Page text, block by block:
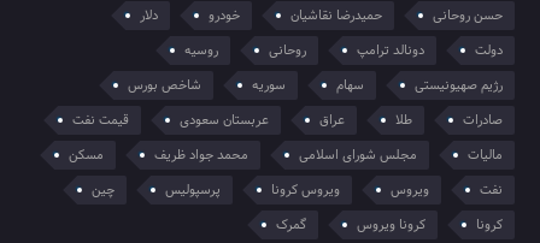
حسن روحانی
حمیدرضا نقاشیان خودرو
دلار
دولت
دونالد ترامپ روحانی
روسیه
رژیم صهیونیستی
سهام سوریه
شاخص بورس
صادرات
طلا عراق عربستان سعودی
قیمت نفت
مالیات
مجلس شورای اسلامی محمد جواد ظریف
مسکن
نفت
ویروس ویروس کرونا پرسپولیس
چین
کرونا
کرونا ویروس گمرک